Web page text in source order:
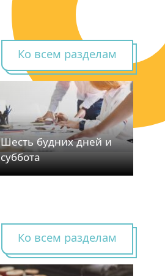
Ко всем разделам
Шесть будних дней и
суббота
Ко всем разделам